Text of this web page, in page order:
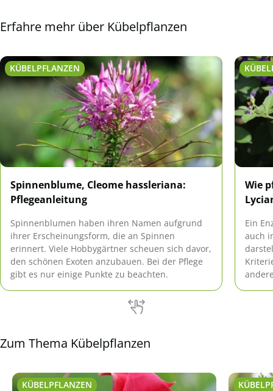
Erfahre mehr über Kübelpflanzen
KÜBELPFLANZEN
Spinnenblume, Cleome hassleriana:
Pflegeanleitung
Spinnenblumen haben ihren Namen aufgrund
ihrer Erscheinungsform, die an Spinnen
erinnert. Viele Hobbygärtner scheuen sich davor,
den schönen Exoten anzubauen. Bei der Pflege
gibt es nur einige Punkte zu beachten.
Wie
Ein
auch
Zum Thema Kübelpflanzen
KÜBELPFLANZEN